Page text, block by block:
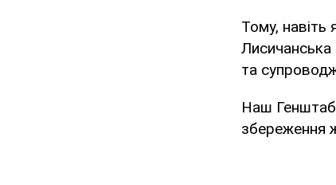
Тому, навіть
Лисичанська
та
Наш Генштаб
збереження